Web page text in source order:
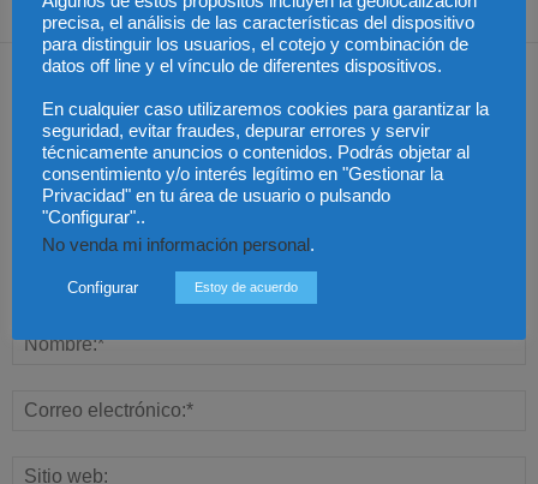
Dejar una respuesta
precisa, el análisis de las características del dispositivo
para distinguir los usuarios, el cotejo y combinación de
datos off line y el vínculo de diferentes dispositivos.
En cualquier caso utilizaremos cookies para garantizar la
seguridad, evitar fraudes, depurar errores y servir
técnicamente anuncios o contenidos. Podrás objetar al
consentimiento y/o interés legítimo en "Gestionar la
Privacidad" en tu área de usuario o pulsando
"Configurar"..
No venda mi información personal.
Configurar Estoy de acuerdo